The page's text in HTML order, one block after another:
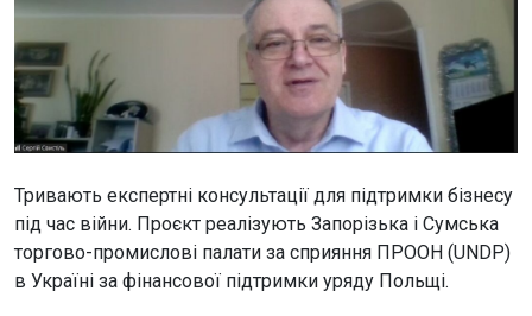
Тривають експертні консультації для підтримки бізнесу
під час війни. Проєкт реалізують Запорізька і Сумська
торгово-промислові палати за сприяння ПРООН (UNDP)
в Україні за фінансової підтримки уряду Польщі.